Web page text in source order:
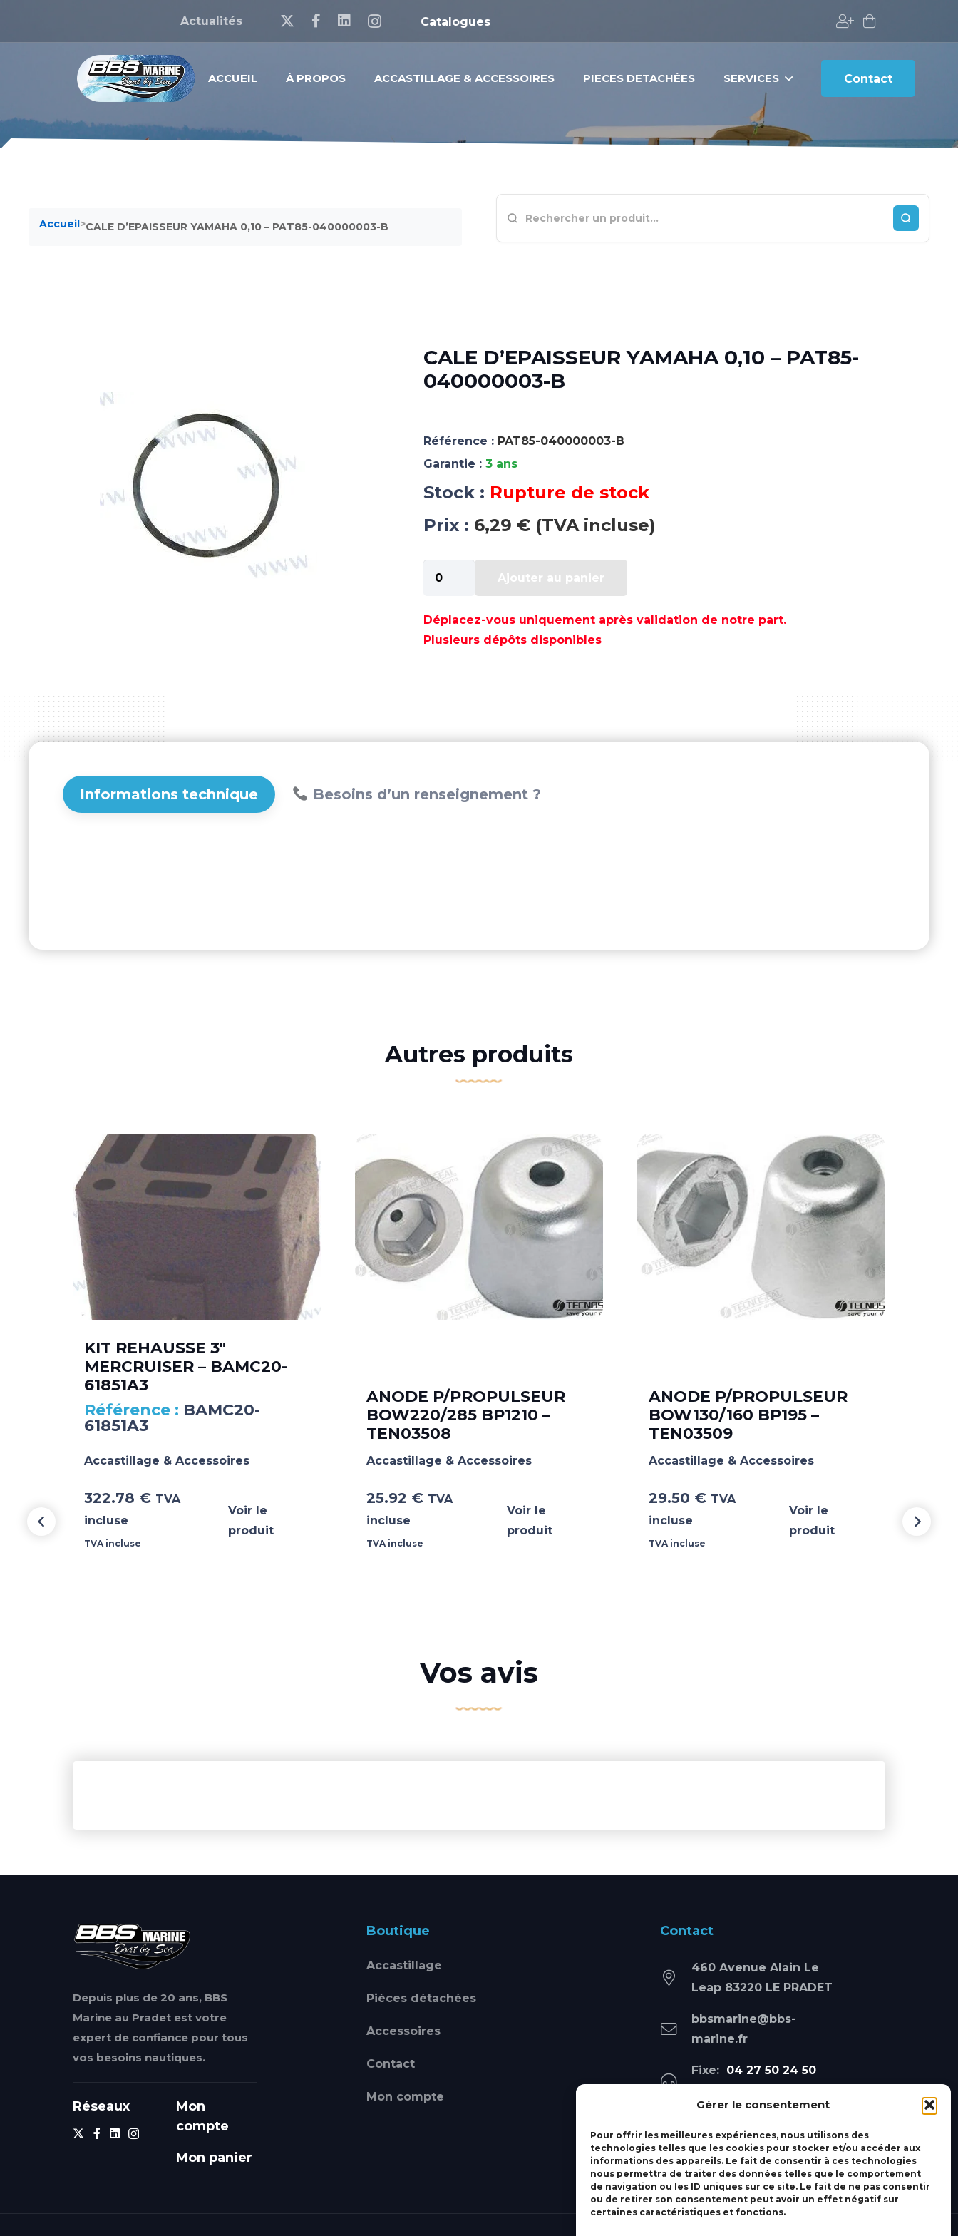
Gérer le consentement
Pour offrir les meilleures expériences, nous utilisons des
technologies telles que les cookies pour stocker et/ou accéder aux
informations des appareils. Le fait de consentir à ces technologies
nous permettra de traiter des données telles que le comportement
de navigation ou les ID uniques sur ce site. Le fait de ne pas consentir
ou de retirer son consentement peut avoir un effet négatif sur
certaines caractéristiques et fonctions.
Actualités Catalogues
ACCUEIL À PROPOS ACCASTILLAGE & ACCESSOIRES PIECES DETACHÉES SERVICES Contact
Accueil>CALE D’EPAISSEUR YAMAHA 0,10 – PAT85-040000003-B
CALE D’EPAISSEUR YAMAHA 0,10 – PAT85-
040000003-B
Référence : PAT85-040000003-B
Garantie : 3 ans
Stock : Rupture de stock
Prix : 6,29 € (TVA incluse)
de
D'EPAISSEUR
YAMAHA
Ajouter au panier
Déplacez-vous uniquement après validation de notre part.
Plusieurs dépôts disponibles
Informations technique Besoins d’un renseignement ?
Autres produits
KIT REHAUSSE 3″
MERCRUISER – BAMC20-
61851A3
BAMC20-
61851A3
Accastillage & Accessoires
322.78 € TVA
incluse
TVA incluse
Voir le
produit
ANODE P/PROPULSEUR
BOW220/285 BP1210 –
TEN03508
Accastillage & Accessoires
25.92 € TVA
incluse
TVA incluse
Voir le
produit
ANODE P/PROPULSEUR
BOW130/160 BP195 –
TEN03509
Accastillage & Accessoires
29.50 € TVA
incluse
TVA incluse
Voir le
produit
Vos avis
Depuis plus de 20 ans, BBS
Marine au Pradet est votre
expert de confiance pour tous
vos besoins nautiques.
Réseaux
Mon
compte
Mon panier
Boutique
Accastillage
Pièces détachées
Accessoires
Contact
Mon compte
Contact
460 Avenue Alain Le
Leap 83220 LE PRADET
bbsmarine@bbs-
marine.fr
Fixe: 04 27 50 24 50